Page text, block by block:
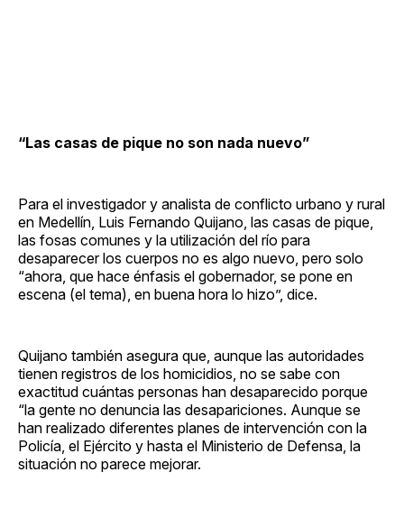
“Las casas de pique no son nada nuevo”
Para el investigador y analista de conflicto urbano y rural
en Medellín, Luis Fernando Quijano, las casas de pique,
las fosas comunes y la utilización del río para
desaparecer los cuerpos no es algo nuevo, pero solo
“ahora, que hace énfasis el gobernador, se pone en
escena (el tema), en buena hora lo hizo”, dice.
Quijano también asegura que, aunque las autoridades
tienen registros de los homicidios, no se sabe con
exactitud cuántas personas han desaparecido porque
“la gente no denuncia las desapariciones. Aunque se
han realizado diferentes planes de intervención con la
Policía, el Ejército y hasta el Ministerio de Defensa, la
situación no parece mejorar.